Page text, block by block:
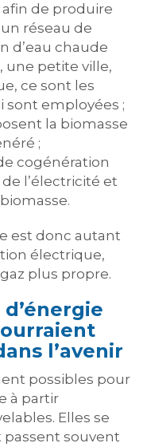
de produire
réseau de
d’eau chaude
une petite ville,
ce sont les
sont employées ;
la biomasse
;
cogénération
l’électricité et
est donc autant
électrique,
plus propre.
l’avenir
possibles pour
à partir
Elles se
souvent